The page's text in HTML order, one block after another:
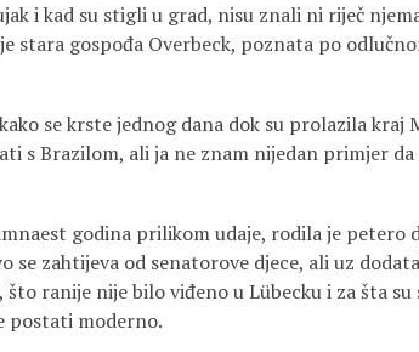
i kad su stigli u grad, nisu znali ni riječ
stara gospođa Overbeck, poznata po
se krste jednog dana dok su prolazila kraj
s Brazilom, ali ja ne znam nijedan primjer
godina prilikom udaje, rodila je petero
se zahtijeva od senatorove djece, ali uz
ranije nije bilo viđeno u Lübecku i za šta su
postati moderno.